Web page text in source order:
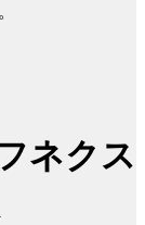
ネクス